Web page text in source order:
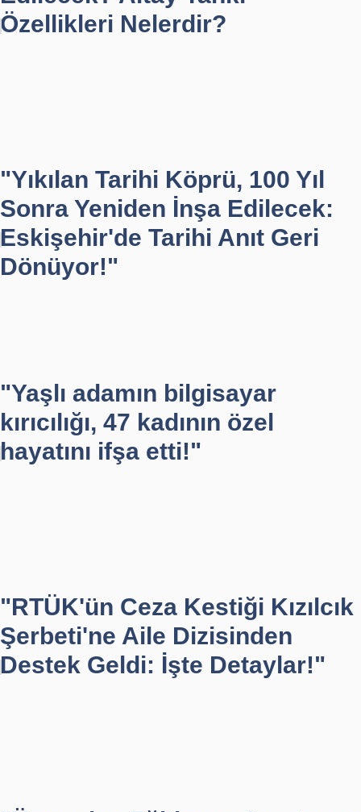
Özellikleri Nelerdir?
"Yıkılan Tarihi Köprü, 100 Yıl
Sonra Yeniden İnşa Edilecek:
Eskişehir'de Tarihi Anıt Geri
Dönüyor!"
"Yaşlı adamın bilgisayar
kırıcılığı, 47 kadının özel
hayatını ifşa etti!"
"RTÜK'ün Ceza Kestiği Kızılcık
Şerbeti'ne Aile Dizisinden
Destek Geldi: İşte Detaylar!"